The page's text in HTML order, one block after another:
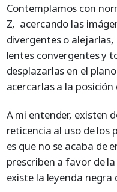
Contemplamos con
Z, acercando las
divergentes o
lentes convergentes y
desplazarlas en el
acercarlas a la
A mi entender, existen
reticencia al uso de
es que no se acaba de
prescriben a favor de
existe la leyenda